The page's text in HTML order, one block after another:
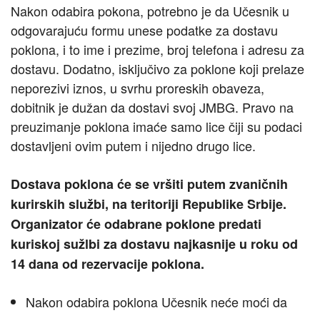
Nakon odabira pokona, potrebno je da Učesnik u
odgovarajuću formu unese podatke za dostavu
poklona, i to ime i prezime, broj telefona i adresu za
dostavu. Dodatno, isključivo za poklone koji prelaze
neporezivi iznos, u svrhu proreskih obaveza,
dobitnik je dužan da dostavi svoj JMBG. Pravo na
preuzimanje poklona imaće samo lice čiji su podaci
dostavljeni ovim putem i nijedno drugo lice.
Dostava poklona će se vršiti putem zvaničnih
kurirskih službi, na teritoriji Republike Srbije.
Organizator će odabrane poklone predati
kuriskoj sužlbi za dostavu najkasnije u roku od
14 dana od rezervacije poklona.
Nakon odabira poklona Učesnik neće moći da